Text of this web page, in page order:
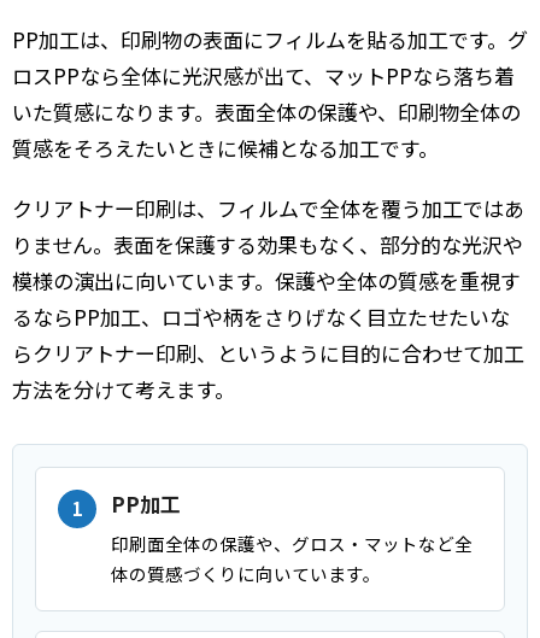
PP加工は、印刷物の表面にフィルムを貼る加工です。グ
ロスPPなら全体に光沢感が出て、マットPPなら落ち着
いた質感になります。表面全体の保護や、印刷物全体の
質感をそろえたいときに候補となる加工です。
クリアトナー印刷は、フィルムで全体を覆う加工ではあ
りません。表面を保護する効果もなく、部分的な光沢や
模様の演出に向いています。保護や全体の質感を重視す
るならPP加工、ロゴや柄をさりげなく目立たせたいな
らクリアトナー印刷、というように目的に合わせて加工
方法を分けて考えます。
PP加工
印刷面全体の保護や、グロス・マットなど全
体の質感づくりに向いています。